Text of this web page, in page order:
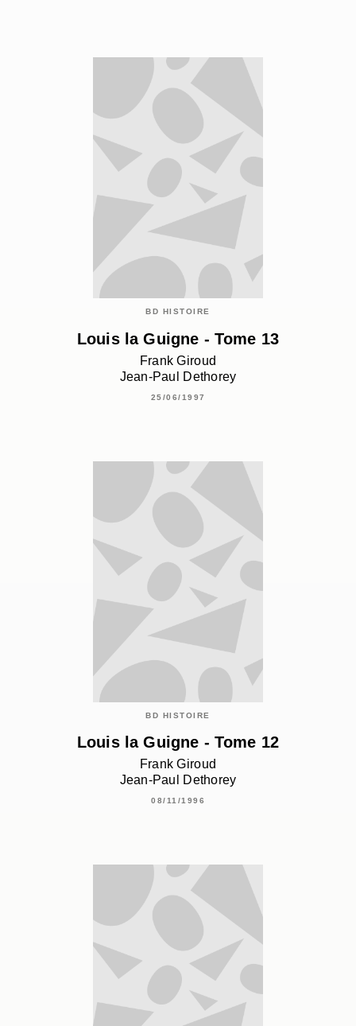
BD HISTOIRE
Louis la Guigne - Tome 13
Frank Giroud
Jean-Paul Dethorey
25/06/1997
BD HISTOIRE
Louis la Guigne - Tome 12
Frank Giroud
Jean-Paul Dethorey
08/11/1996